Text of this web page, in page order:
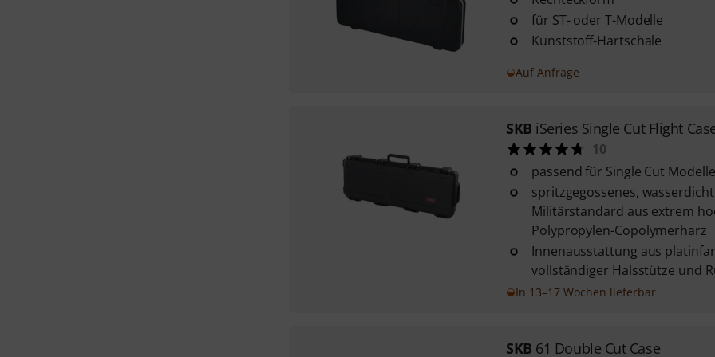
für ST- oder T-Modelle
Kunststoff-Hartschale
Auf Anfrage
SKB iSeries Single Cut Flight
10
passend für Single Cut Modelle
spritzgegossenes,
Militärstandard aus extrem
Polypropylen-Copolymerharz
Innenausstattung aus
vollständiger Halsstütze und
In 13–17 Wochen lieferbar
SKB 61 Double Cut Case